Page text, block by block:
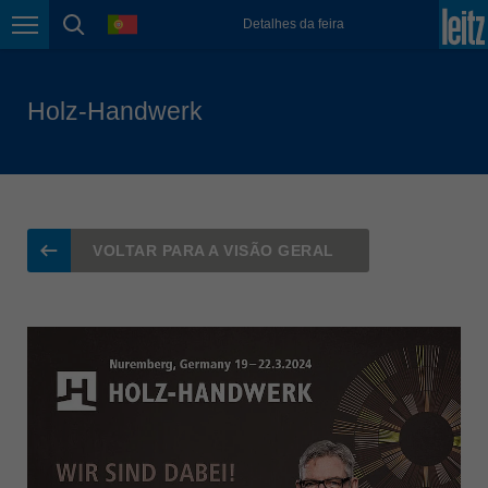
Page navigation
page search
language Detalhes da feira
english
nederlands
Österreich
Polska
polski
Portugal
România
Română
Holz-Handwerk
VOLTAR PARA A VISÃO GERAL